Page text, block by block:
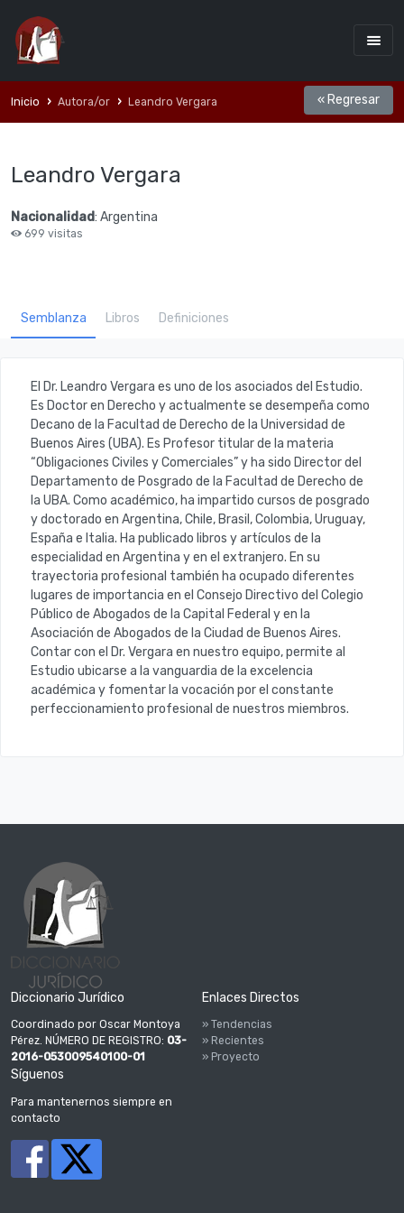
Inicio Autora/or Leandro Vergara « Regresar
Leandro Vergara
Nacionalidad: Argentina
699 visitas
Semblanza Libros Definiciones
El Dr. Leandro Vergara es uno de los asociados del Estudio.
Es Doctor en Derecho y actualmente se desempeña como
Decano de la Facultad de Derecho de la Universidad de
Buenos Aires (UBA). Es Profesor titular de la materia
“Obligaciones Civiles y Comerciales” y ha sido Director del
Departamento de Posgrado de la Facultad de Derecho de
la UBA. Como académico, ha impartido cursos de posgrado
y doctorado en Argentina, Chile, Brasil, Colombia, Uruguay,
España e Italia. Ha publicado libros y artículos de la
especialidad en Argentina y en el extranjero. En su
trayectoria profesional también ha ocupado diferentes
lugares de importancia en el Consejo Directivo del Colegio
Público de Abogados de la Capital Federal y en la
Asociación de Abogados de la Ciudad de Buenos Aires.
Contar con el Dr. Vergara en nuestro equipo, permite al
Estudio ubicarse a la vanguardia de la excelencia
académica y fomentar la vocación por el constante
perfeccionamiento profesional de nuestros miembros.
Diccionario Jurídico
Coordinado por Oscar Montoya
Pérez. NÚMERO DE REGISTRO: 03-
2016-053009540100-01
Enlaces Directos
» Tendencias
» Recientes
» Proyecto
Síguenos
Para mantenernos siempre en
contacto